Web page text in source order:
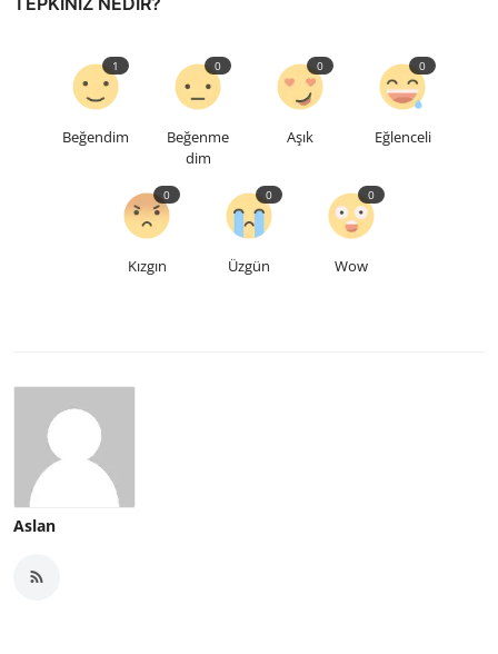
Beğendim
1
Beğenme
dim
0
Aşık
0
Eğlenceli
0
Kızgın
0
Üzgün
0
Wow
0
Aslan